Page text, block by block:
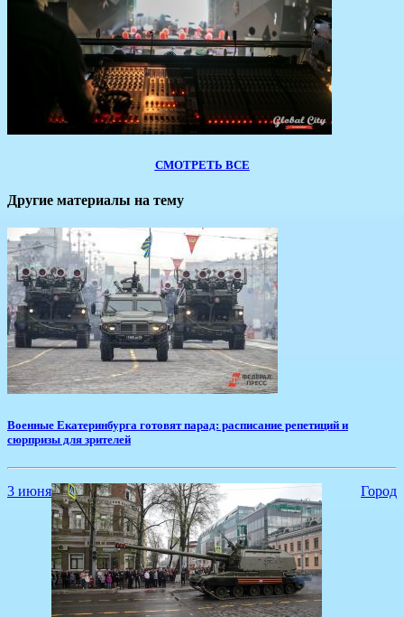
СМОТРЕТЬ ВСЕ
Другие материалы на тему
Военные Екатеринбурга готовят парад: расписание репетиций и
сюрпризы для зрителей
3 июня Город